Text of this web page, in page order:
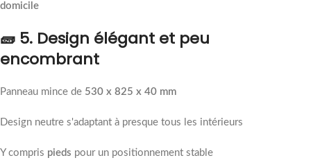
domicile
🧱 5. Design élégant et peu
encombrant
Panneau mince de 530 x 825 x 40 mm
Design neutre s'adaptant à presque tous les intérieurs
Y compris pieds pour un positionnement stable